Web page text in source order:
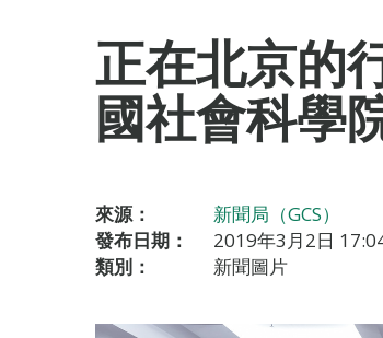
正在北京的
國社會科學
來源：
新聞局（GCS）
發布日期：
2019年3月2日
類別：
新聞圖片